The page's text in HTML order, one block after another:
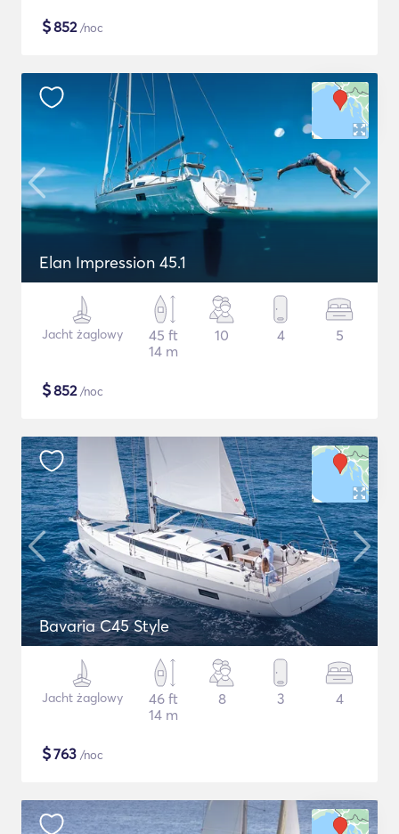
$852/noc
Elan Impression 45.1
Jacht żaglowy
45 ft
14 m
10 4 5
$852/noc
Bavaria C45 Style
Jacht żaglowy
46 ft
14 m
8 3 4
$763 /noc